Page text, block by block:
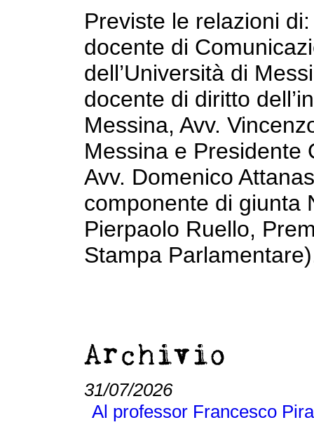
Previste le relazioni
docente di
dell’Università di
docente di diritto
Messina, Avv.
Messina e Presidente
Avv. Domenico
componente di giunta
Pierpaolo Ruello,
Stampa
Archivio
31/07/2026
Al professor Francesco